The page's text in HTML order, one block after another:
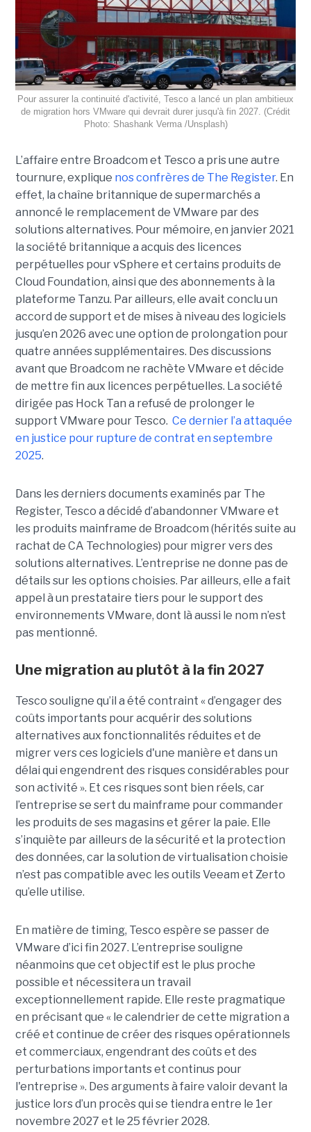
Pour assurer la continuité d'activité, Tesco a lancé un plan ambitieux
de migration hors VMware qui devrait durer jusqu'à fin 2027. (Crédit
Photo: Shashank Verma /Unsplash)
L’affaire entre Broadcom et Tesco a pris une autre
tournure, explique nos confrères de The Register. En
effet, la chaîne britannique de supermarchés a
annoncé le remplacement de VMware par des
solutions alternatives. Pour mémoire, en janvier 2021
la société britannique a acquis des licences
perpétuelles pour vSphere et certains produits de
Cloud Foundation, ainsi que des abonnements à la
plateforme Tanzu. Par ailleurs, elle avait conclu un
accord de support et de mises à niveau des logiciels
jusqu’en 2026 avec une option de prolongation pour
quatre années supplémentaires. Des discussions
avant que Broadcom ne rachète VMware et décide
de mettre fin aux licences perpétuelles. La société
dirigée pas Hock Tan a refusé de prolonger le
support VMware pour Tesco. Ce dernier l’a attaquée
en justice pour rupture de contrat en septembre
2025.
Dans les derniers documents examinés par The
Register, Tesco a décidé d’abandonner VMware et
les produits mainframe de Broadcom (hérités suite au
rachat de CA Technologies) pour migrer vers des
solutions alternatives. L’entreprise ne donne pas de
détails sur les options choisies. Par ailleurs, elle a fait
appel à un prestataire tiers pour le support des
environnements VMware, dont là aussi le nom n’est
pas mentionné.
Une migration au plutôt à la fin 2027
Tesco souligne qu’il a été contraint « d’engager des
coûts importants pour acquérir des solutions
alternatives aux fonctionnalités réduites et de
migrer vers ces logiciels d'une manière et dans un
délai qui engendrent des risques considérables pour
son activité ». Et ces risques sont bien réels, car
l’entreprise se sert du mainframe pour commander
les produits de ses magasins et gérer la paie. Elle
s’inquiète par ailleurs de la sécurité et la protection
des données, car la solution de virtualisation choisie
n’est pas compatible avec les outils Veeam et Zerto
qu’elle utilise.
En matière de timing, Tesco espère se passer de
VMware d’ici fin 2027. L’entreprise souligne
néanmoins que cet objectif est le plus proche
possible et nécessitera un travail
exceptionnellement rapide. Elle reste pragmatique
en précisant que « le calendrier de cette migration a
créé et continue de créer des risques opérationnels
et commerciaux, engendrant des coûts et des
perturbations importants et continus pour
l'entreprise ». Des arguments à faire valoir devant la
justice lors d’un procès qui se tiendra entre le 1er
novembre 2027 et le 25 février 2028.